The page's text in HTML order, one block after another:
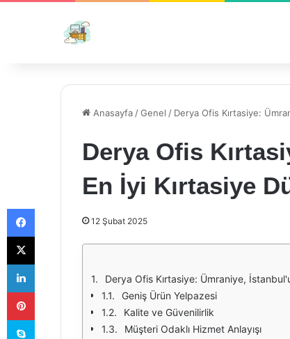
Anasayfa /Genel / Derya Ofis Kırtasiye:
Derya Ofis
En İyi Kırtasiye
12 Şubat 2025
Derya Ofis Kırtasiye: Ümraniye,
Geniş Ürün Yelpazesi
Kalite ve Güvenilirlik
Müşteri Odaklı Hizmet Anlayışı
Facebook
X
LinkedIn
Pinterest
Skype